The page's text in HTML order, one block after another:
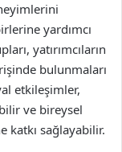
yardımcı
yatırımcıların
bulunmaları
etkileşimler,
ve bireysel
katkı sağlayabilir.